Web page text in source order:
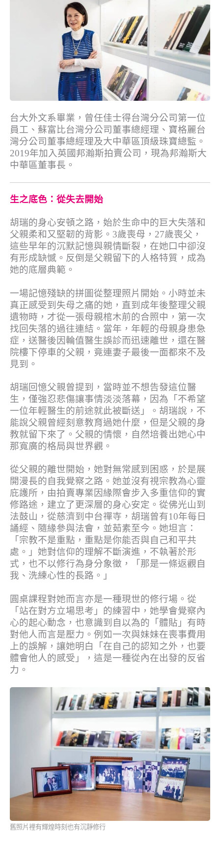
台大外文系畢業，曾任佳士得台灣分公司第一位
員工、蘇富比台灣分公司董事總經理、寶格麗台
灣分公司董事總經理及大中華區頂級珠寶總監。
2019年加入英國邦瀚斯拍賣公司，現為邦瀚斯大
中華區董事長。
生之底色：從失去開始
胡瑞的身心安頓之路，始於生命中的巨大失落和
父親柔和又堅韌的背影。3歲喪母，27歲喪父，
這些早年的沉默記憶與親情斷裂，在她口中卻沒
有形成缺憾。反倒是父親留下的人格特質，成為
她的底層典範。
一場記憶殘缺的拼圖從整理照片開始。小時並未
真正感受到失母之痛的她，直到成年後整理父親
遺物時，才從一張母親棺木前的合照中，第一次
找回失落的過往連結。當年，年輕的母親身患急
症，送醫後因輪值醫生誤診而迅速離世，還在醫
院樓下停車的父親，竟連妻子最後一面都來不及
見到。
胡瑞回憶父親曾提到，當時並不想告發這位醫
生，僅強忍悲傷讓事情淡淡落幕，因為「不希望
一位年輕醫生的前途就此被斷送」。胡瑞說，不
能說父親曾經刻意教育過她什麼，但是父親的身
教就留下來了。父親的情懷，自然培養出她心中
那寬廣的格局與世界觀。
從父親的離世開始，她對無常感到困惑，於是展
開漫長的自我覺察之路。她並沒有視宗教為心靈
庇護所，由拍賣專業因緣際會步入多重信仰的實
修路途，建立了更深層的身心安定。從佛光山到
法鼓山，從慈濟到中台禪寺，胡瑞曾有10年每日
誦經、隨緣參與法會，並茹素至今。她坦言：
「宗教不是重點，重點是你能否與自己和平共
處。」她對信仰的理解不斷演進，不執著於形
式，也不以修行為身分象徵，「那是一條返觀自
我、洗練心性的長路。」
圓桌課程對她而言亦是一種現世的修行場。從
「站在對方立場思考」的練習中，她學會覺察內
心的起心動念，也意識到自以為的「體貼」有時
對他人而言是壓力。例如一次與妹妹在喪事費用
上的誤解，讓她明白「在自己的認知之外，也要
體會他人的感受」，這是一種從內在出發的反省
力。
舊照片裡有輝煌時刻也有沉靜修行